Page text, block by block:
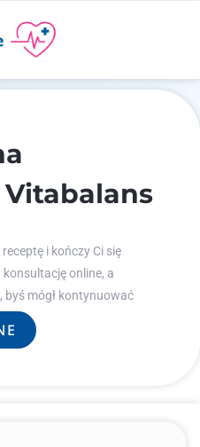
i kończy Ci się
konsultację online, a
byś mógł kontynuować